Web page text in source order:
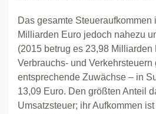
Das gesamte Steueraufkommen
Milliarden Euro jedoch nahezu
(2015 betrug es 23,98 Milliarden
Verbrauchs- und Verkehrsteuern
entsprechende Zuwächse – in
13,09 Euro. Den größten Anteil
Umsatzsteuer; ihr Aufkommen